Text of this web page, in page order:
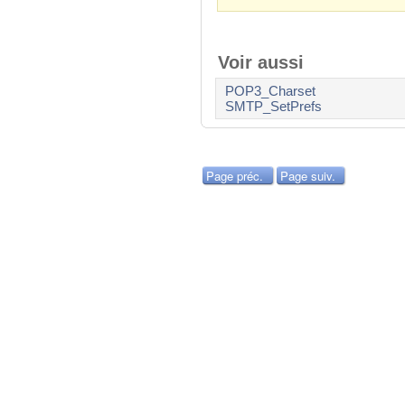
Voir aussi
POP3_Charset
SMTP_SetPrefs
Page préc. Page suiv.